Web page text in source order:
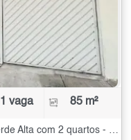
1 vaga 85 m²